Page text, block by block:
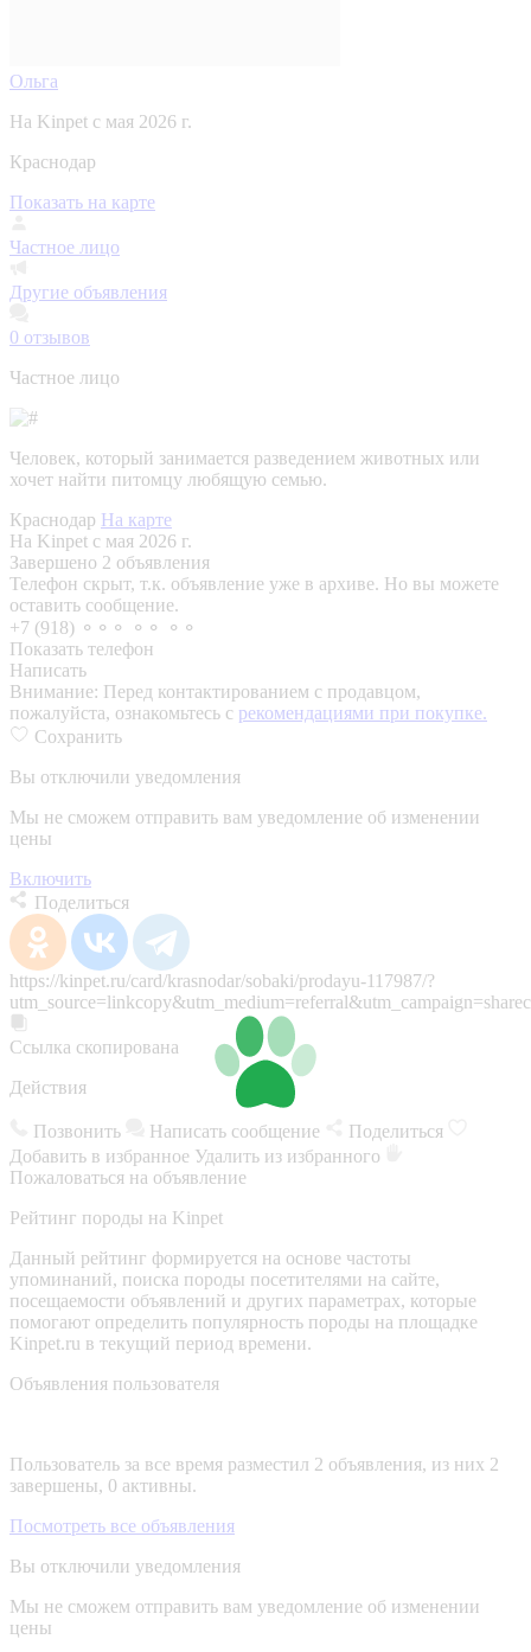
Ольга
На Kinpet c мая 2026 г.
Краснодар
Показать на карте
Частное лицо
Другие объявления
0 отзывов
Частное лицо
Человек, который занимается разведением животных или
хочет найти питомцу любящую семью.
Краснодар На карте
На Kinpet c мая 2026 г.
Завершено 2 объявления
Телефон скрыт, т.к. объявление уже в архиве. Но вы можете
оставить сообщение.
+7 (918) ⚬⚬⚬ ⚬⚬ ⚬⚬
Показать телефон
Написать
Внимание: Перед контактированием с продавцом,
пожалуйста, ознакомьтесь с рекомендациями при покупке.
Сохранить
Вы отключили уведомления
Мы не сможем отправить вам уведомление об изменении
цены
Включить
Поделиться
https://kinpet.ru/card/krasnodar/sobaki/prodayu-117987/?
Ссылка скопирована
Действия
Позвонить Написать сообщение
Поделиться
Добавить в избранное Удалить из избранного
Пожаловаться на объявление
Рейтинг породы на Kinpet
Данный рейтинг формируется на основе частоты
упоминаний, поиска породы посетителями на сайте,
посещаемости объявлений и других параметрах, которые
помогают определить популярность породы на площадке
Kinpet.ru в текущий период времени.
Объявления пользователя
Пользователь за все время разместил 2 объявления, из них 2
завершены, 0 активны.
Посмотреть все объявления
Вы отключили уведомления
Мы не сможем отправить вам уведомление об изменении
цены